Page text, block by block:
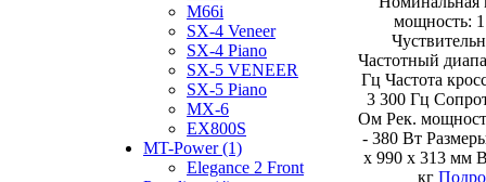
M66i
SX-4 Veneer
SX-4 Piano
SX-5 VENEER
SX-5 Piano
MX-6
EX800S
MT-Power (1)
Elegance 2 Front
мощность:
Частотный
Гц Частота
3 300 Гц
Ом Рек.
- 380 Вт
x 990 x 313 мм
кг